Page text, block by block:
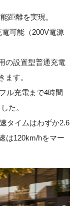
距離を実現。
可能（200V電源
の設置型普通充電
ます。
ル充電まで4時間
た。
タイムはわずか2.6
は120km/hをマー